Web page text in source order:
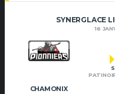
SYNERGLACE
16
CHAMONIX